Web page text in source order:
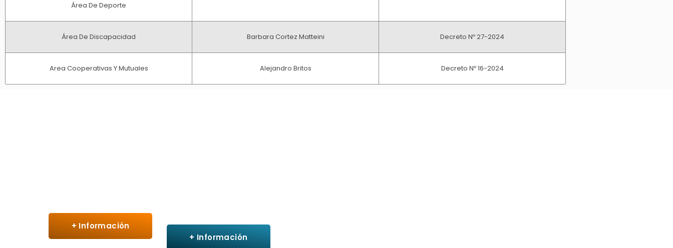
Área De Deporte
Área De Discapacidad Barbara Cortez Matteini Decreto Nº 27-2024
Area Cooperativas Y Mutuales Alejandro Britos Decreto Nº 16-2024
+ Información
+ Información